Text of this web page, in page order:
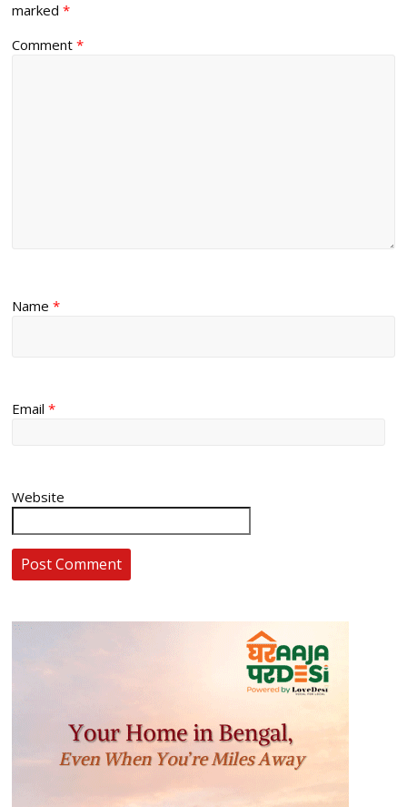
marked*
Comment*
Name*
Email*
Website